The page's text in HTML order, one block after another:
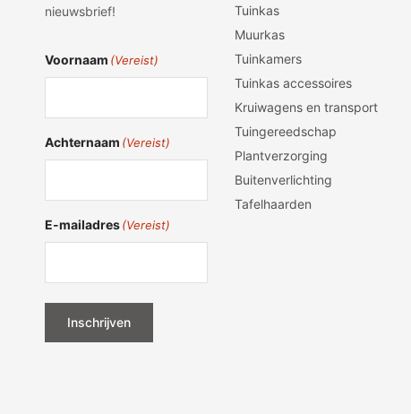
nieuwsbrief!
Voornaam (Vereist)
Achternaam (Vereist)
E-mailadres(Vereist)
Inschrijven
Tuinkas
Muurkas
Tuinkamers
Tuinkas accessoires
Kruiwagens en transport
Tuingereedschap
Plantverzorging
Buitenverlichting
Tafelhaarden